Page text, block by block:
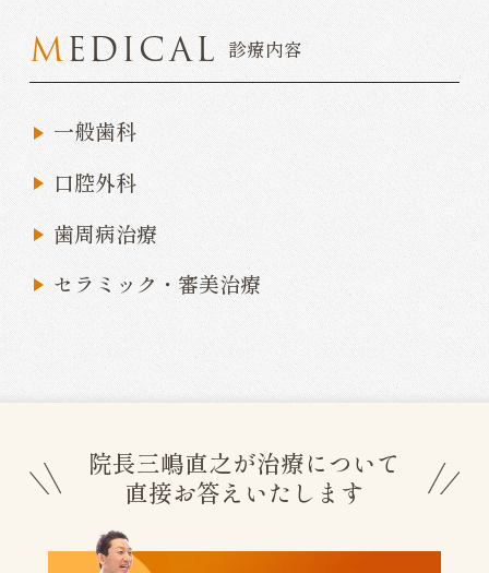
MEDICAL 診療内容
一般歯科
口腔外科
歯周病治療
セラミック・審美治療
院長三嶋直之が治療について
直接お答えいたします